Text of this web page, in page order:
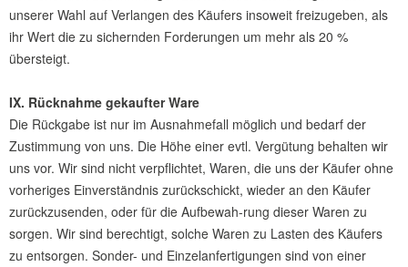
unserer Wahl auf Verlangen des Käufers insoweit freizugeben, als
ihr Wert die zu sichernden Forderungen um mehr als 20 %
übersteigt.
IX. Rücknahme gekaufter Ware
Die Rückgabe ist nur im Ausnahmefall möglich und bedarf der
Zustimmung von uns. Die Höhe einer evtl. Vergütung behalten wir
uns vor. Wir sind nicht verpflichtet, Waren, die uns der Käufer ohne
vorheriges Einverständnis zurückschickt, wieder an den Käufer
zurückzusenden, oder für die Aufbewah-rung dieser Waren zu
sorgen. Wir sind berechtigt, solche Waren zu Lasten des Käufers
zu entsorgen. Sonder- und Einzelanfertigungen sind von einer